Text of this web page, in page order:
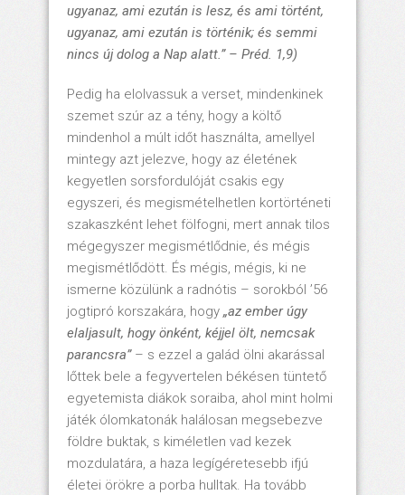
ugyanaz, ami ezután is lesz, és ami történt,
ugyanaz, ami ezután is történik; és semmi
nincs új dolog a Nap alatt.” – Préd. 1,9)
Pedig ha elolvassuk a verset, mindenkinek
szemet szúr az a tény, hogy a költő
mindenhol a múlt időt használta, amellyel
mintegy azt jelezve, hogy az életének
kegyetlen sorsfordulóját csakis egy
egyszeri, és megismételhetlen kortörténeti
szakaszként lehet fölfogni, mert annak tilos
mégegyszer megismétlődnie, és mégis
megismétlődött. És mégis, mégis, ki ne
ismerne közülünk a radnótis – sorokból ’56
jogtipró korszakára, hogy „az ember úgy
elaljasult, hogy önként, kéjjel ölt, nemcsak
parancsra”– s ezzel a galád ölni akarással
lőttek bele a fegyvertelen békésen tüntető
egyetemista diákok soraiba, ahol mint holmi
játék ólomkatonák halálosan megsebezve
földre buktak, s kiméletlen vad kezek
mozdulatára, a haza legígéretesebb ifjú
életei örökre a porba hulltak. Ha tovább